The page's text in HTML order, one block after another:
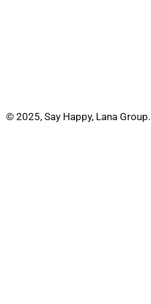
© 2025, Say Happy, Lana